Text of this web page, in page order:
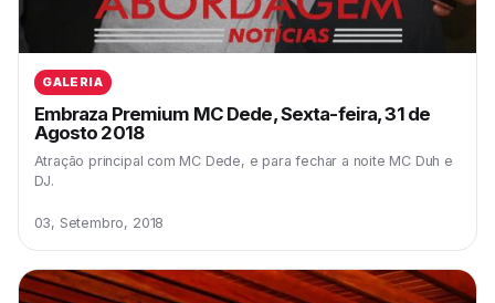
GALERIA
Embraza Premium MC Dede, Sexta-feira, 31 de
Agosto 2018
Atração principal com MC Dede, e para fechar a noite MC Duh e
DJ.
03, Setembro, 2018